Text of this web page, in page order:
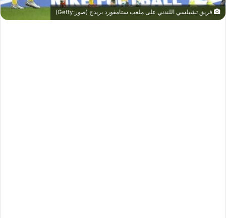
فريق تشيلسي اللندني على ملعب ستامفورد بريدج (صور:Getty)